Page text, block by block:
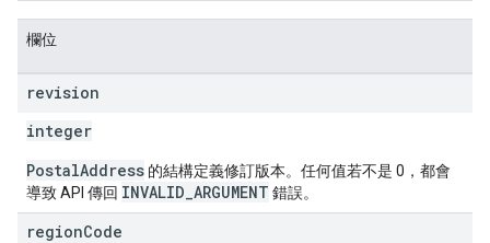
欄位
revision
integer
PostalAddress 的結構定義修訂版本。任何值若不是 0，都會
導致 API 傳回 INVALID_ARGUMENT 錯誤。
regionCode